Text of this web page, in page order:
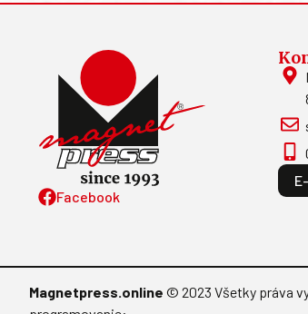
Facebook
Magnetpress.online © 2023 Všetky práva